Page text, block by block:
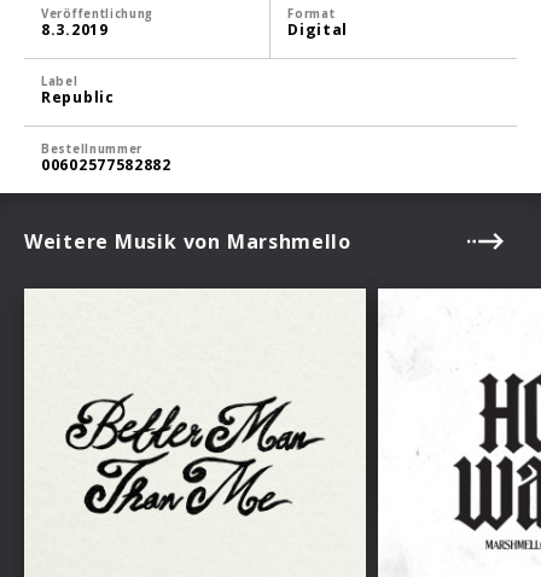
Veröffentlichung
8.3.2019
Format
Digital
Label
Republic
Bestellnummer
00602577582882
Weitere Musik von Marshmello